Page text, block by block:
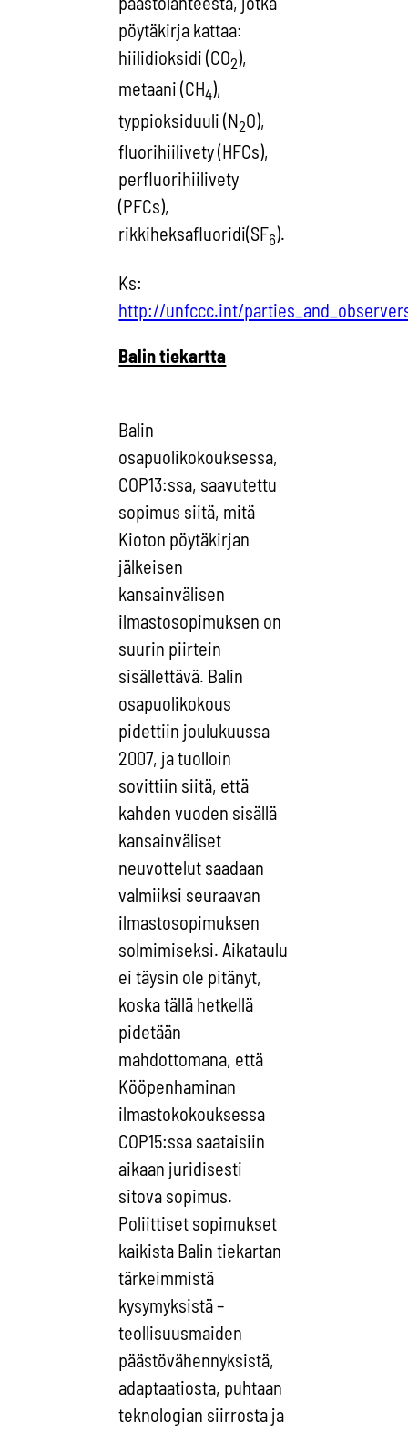
pöytäkirja kattaa:
hiilidioksidi (CO2),
metaani (CH4),
typpioksiduuli (N2O),
fluorihiilivety (HFCs),
perfluorihiilivety
(PFCs),
rikkiheksafluoridi(SF6).
Ks:
http://unfccc.int/
Balin tiekartta
Balin
osapuolikokouksessa,
COP13:ssa, saavutettu
sopimus siitä, mitä
Kioton pöytäkirjan
jälkeisen
kansainvälisen
ilmastosopimuksen on
suurin piirtein
sisällettävä. Balin
osapuolikokous
pidettiin joulukuussa
2007, ja tuolloin
sovittiin siitä, että
kahden vuoden sisällä
kansainväliset
neuvottelut saadaan
valmiiksi seuraavan
ilmastosopimuksen
solmimiseksi. Aikataulu
ei täysin ole pitänyt,
koska tällä hetkellä
pidetään
mahdottomana, että
Kööpenhaminan
ilmastokokouksessa
COP15:ssa saataisiin
aikaan juridisesti
sitova sopimus.
Poliittiset sopimukset
kaikista Balin tiekartan
tärkeimmistä
kysymyksistä –
teollisuusmaiden
päästövähennyksistä,
adaptaatiosta, puhtaan
teknologian siirrosta ja